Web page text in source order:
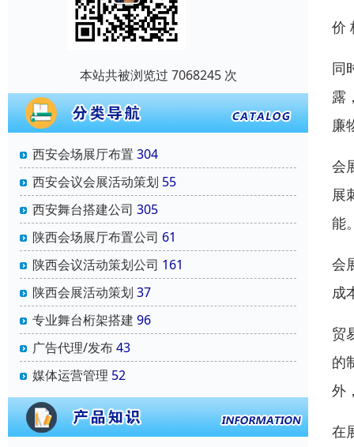
本站共被浏览过 7068245 次
西安会场展厅布置 304
西安会议会展活动策划 55
西安舞台搭建公司 305
陕西会场展厅布置公司 61
陕西会议活动策划公司 161
陕西会展活动策划 37
专业舞台桁架搭建 96
广告代理/发布43
媒体运营管理 52
价
同
露
廉
会
展
能
会
成
贸
的
外
在